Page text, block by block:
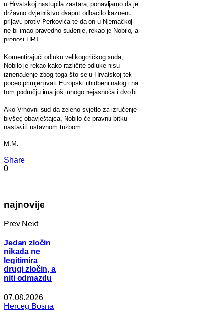
u Hrvatskoj nastupila zastara, ponavljamo da je
državno dvjetništvo dvaput odbacilo kaznenu
prijavu protiv Perkovića te da on u Njemačkoj
ne bi imao pravedno suđenje, rekao je Nobilo, a
prenosi HRT.
Komentirajući odluku velikogoričkog suda,
Nobilo je rekao kako različite odluke nisu
iznenađenje zbog toga što se u Hrvatskoj tek
počeo primjenjivati Europski uhidbeni nalog i na
tom području ima još mnogo nejasnoća i dvojbi.
Ako Vrhovni sud da zeleno svjetlo za izručenje
bivšeg obavještajca, Nobilo će pravnu bitku
nastaviti ustavnom tužbom.
M.M.
Share
0
najnovije
Prev Next
Jedan zločin
nikada ne
legitimira
drugi zločin, a
niti odmazdu
07.08.2026.
Herceg Bosna